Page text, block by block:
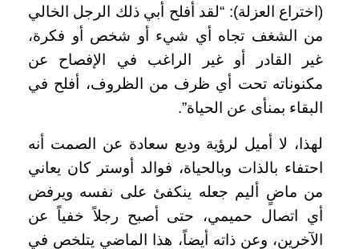
(اختراع العزلة): “لقد أفلح أبي ذلك الرجل الخالي
من الشغف تجاه أي شيء أو شخص أو فكرة،
غير القادر أو غير الراغب في الإفصاح عن
مكنوناته تحت أي ظرف من الظروف، أفلح في
البقاء بمنأى عن الحياة”.
لهذا، لا أميل لرؤية وديع سعادة عن الصمت أنه
احتفاء بالذات وبالحياة، فوالد أوستر كان يعاني
من ماضٍ أليم جعله ينكفئ على نفسه ويرفض
أي اتصال حميمي، حتى أصبح رجلاً خفياً عن
الآخرين، وعن ذاته أيضاً، هذا الماضي يتلخص في